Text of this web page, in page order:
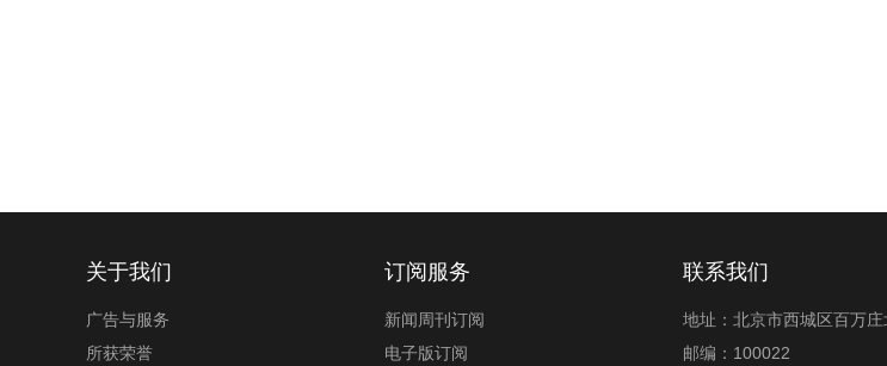
关于我们
广告与服务
所获荣誉
订阅服务
新闻周刊订阅
电子版订阅
联系我们
地址：北京市西城区百万
邮编：100022